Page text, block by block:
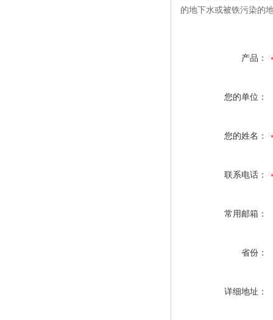
的地下水或被铁污染的
产品：
您的单位：
您的姓名：
联系电话：
常用邮箱：
省份：
详细地址：